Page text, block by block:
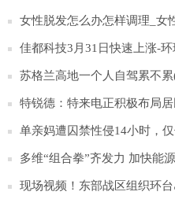
女性脱发怎么办怎样调理_女
佳都科技3月31日快速上涨-
苏格兰高地一个人自驾累不
特锐德：特来电正积极布局
单亲妈遭囚禁性侵14小时，
报
多维“组合拳”齐发力 加快能
现场视频！东部战区组织环